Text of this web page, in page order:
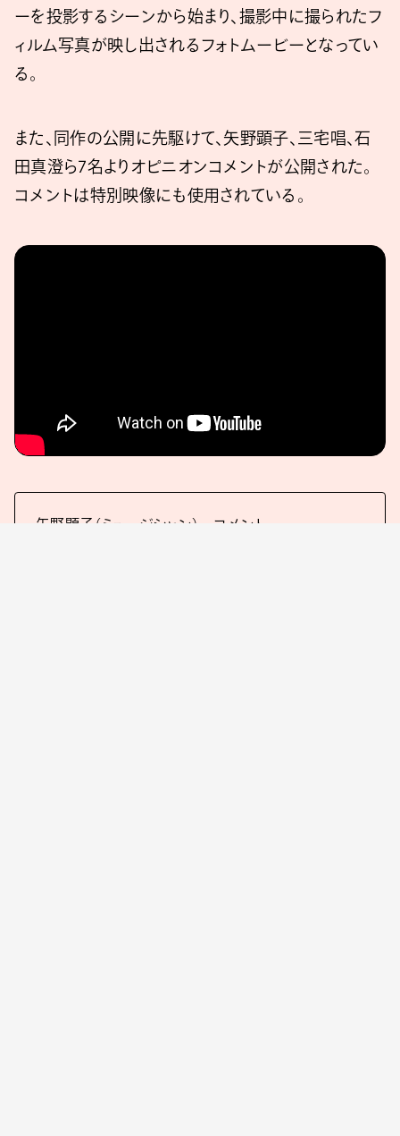
ーを投影するシーンから始まり、撮影中に撮られたフ
ィルム写真が映し出されるフォトムービーとなってい
る。
また、同作の公開に先駆けて、⽮野顕⼦、三宅唱、⽯
⽥真澄ら7名よりオピニオンコメントが公開された。
コメントは特別映像にも使用されている。
⽮野顕⼦（ミュージシャン） コメント